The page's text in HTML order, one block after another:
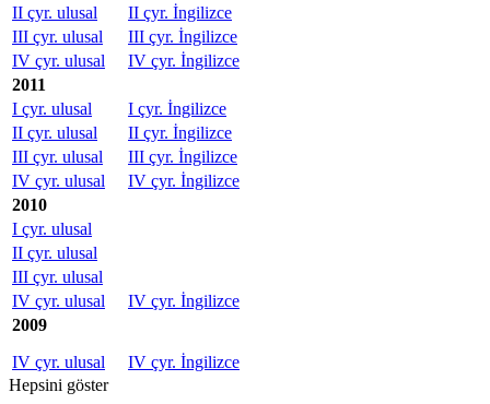
II çyr. ulusal
II çyr. İngilizce
III çyr. ulusal
III çyr. İngilizce
IV çyr. ulusal
IV çyr. İngilizce
2011
I çyr. ulusal
I çyr. İngilizce
II çyr. ulusal
II çyr. İngilizce
III çyr. ulusal
III çyr. İngilizce
IV çyr. ulusal
IV çyr. İngilizce
2010
I çyr. ulusal
II çyr. ulusal
III çyr. ulusal
IV çyr. ulusal
IV çyr. İngilizce
2009
IV çyr. ulusal
IV çyr. İngilizce
Hepsini göster